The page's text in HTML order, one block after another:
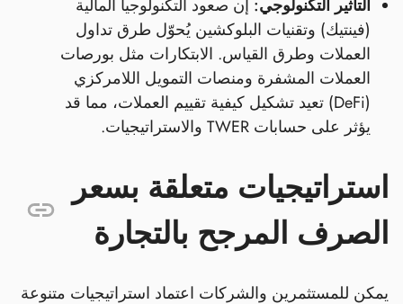
التأثير التكنولوجي: إن صعود التكنولوجيا المالية
(فينتيك) وتقنيات البلوكشين يُحوّل طرق تداول
العملات وطرق القياس. الابتكارات مثل بورصات
العملات المشفرة ومنصات التمويل اللامركزي
(DeFi) تعيد تشكيل كيفية تقييم العملات، مما قد
يؤثر على حسابات TWER والاستراتيجيات.
استراتيجيات متعلقة بسعر
الصرف المرجح بالتجارة
يمكن للمستثمرين والشركات اعتماد استراتيجيات متنوعة